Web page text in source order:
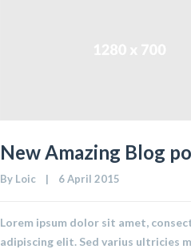
New Amazing Blog
By Loic
    |    6 April 2015
Lorem ipsum dolor sit amet,
adipiscing elit. Sed varius ultricies